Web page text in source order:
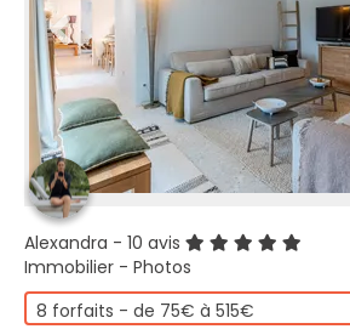
Alexandra - 10 avis
Immobilier - Photos
8 forfaits - de 75€ à 515€